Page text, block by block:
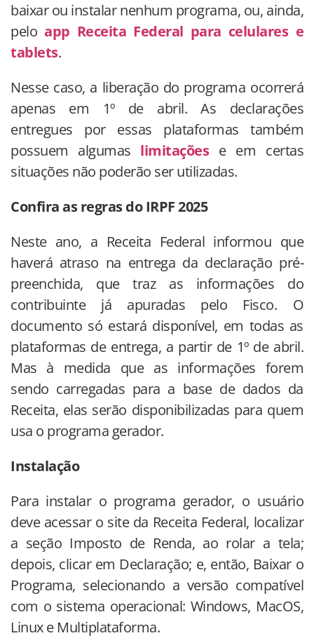
baixar ou instalar nenhum programa, ou, ainda,
peloapp Receita Federal para celulares e
tablets.
Nesse caso, a liberação do programa ocorrerá
apenas em 1º de abril. As declarações
entregues por essas plataformas também
possuem algumas limitaçõese em certas
situações não poderão ser utilizadas.
Confira as regras do IRPF 2025
Neste ano, a Receita Federal informou que
haverá atraso na entrega da declaração pré-
preenchida, que traz as informações do
contribuinte já apuradas pelo Fisco. O
documento só estará disponível, em todas as
plataformas de entrega, a partir de 1º de abril.
Mas à medida que as informações forem
sendo carregadas para a base de dados da
Receita, elas serão disponibilizadas para quem
usa o programa gerador.
Instalação
Para instalar o programa gerador, o usuário
deve acessar o site da Receita Federal, localizar
a seção Imposto de Renda, ao rolar a tela;
depois, clicar em Declaração; e, então, Baixar o
Programa, selecionando a versão compatível
com o sistema operacional: Windows, MacOS,
Linux e Multiplataforma.